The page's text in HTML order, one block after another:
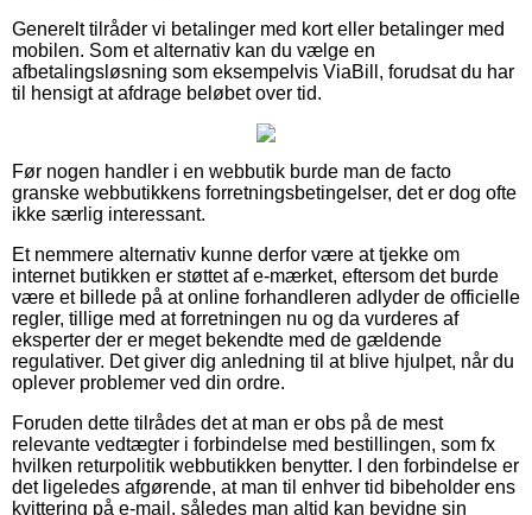
Generelt tilråder vi betalinger med kort eller betalinger med
mobilen. Som et alternativ kan du vælge en
afbetalingsløsning som eksempelvis ViaBill, forudsat du har
til hensigt at afdrage beløbet over tid.
Før nogen handler i en webbutik burde man de facto
granske webbutikkens forretningsbetingelser, det er dog ofte
ikke særlig interessant.
Et nemmere alternativ kunne derfor være at tjekke om
internet butikken er støttet af e-mærket, eftersom det burde
være et billede på at online forhandleren adlyder de officielle
regler, tillige med at forretningen nu og da vurderes af
eksperter der er meget bekendte med de gældende
regulativer. Det giver dig anledning til at blive hjulpet, når du
oplever problemer ved din ordre.
Foruden dette tilrådes det at man er obs på de mest
relevante vedtægter i forbindelse med bestillingen, som fx
hvilken returpolitik webbutikken benytter. I den forbindelse er
det ligeledes afgørende, at man til enhver tid bibeholder ens
kvittering på e-mail, således man altid kan bevidne sin